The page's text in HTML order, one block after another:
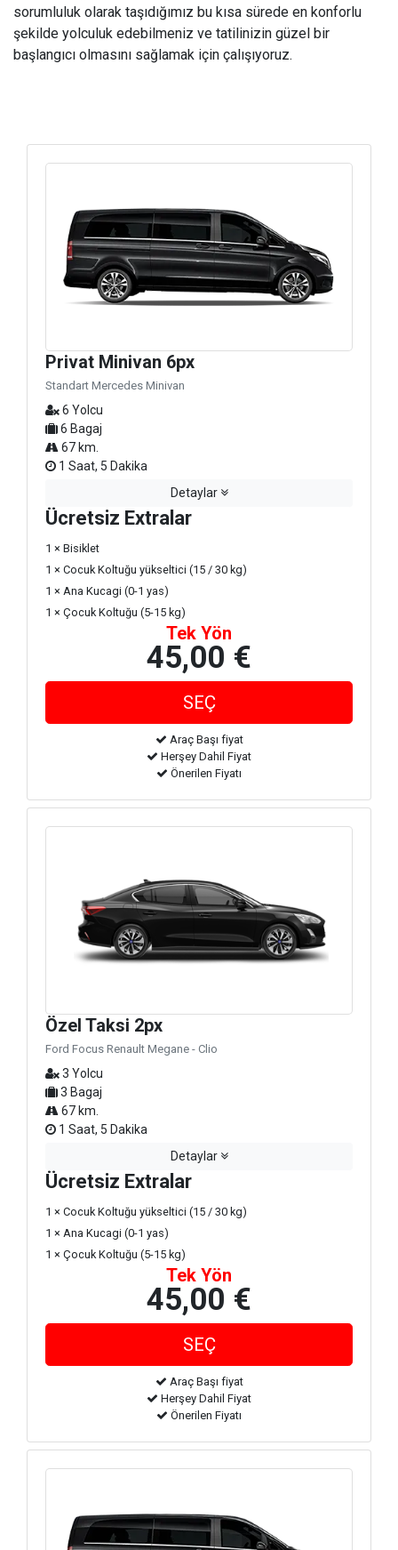
sorumluluk olarak taşıdığımız bu kısa sürede en konforlu
şekilde yolculuk edebilmeniz ve tatilinizin güzel bir
başlangıcı olmasını sağlamak için çalışıyoruz.
Privat Minivan 6px
Standart Mercedes Minivan
6 Yolcu
6 Bagaj
67 km.
1 Saat, 5 Dakika
Detaylar
Ücretsiz Extralar
1 × Bisiklet
1 × Cocuk Koltuğu yükseltici (15 / 30 kg)
1 × Ana Kucagi (0-1 yas)
1 × Çocuk Koltuğu (5-15 kg)
Tek Yön
45,00 €
Araç Başı fiyat
Herşey Dahil Fiyat
Önerilen Fiyatı
Özel Taksi 2px
Ford Focus Renault Megane - Clio
3 Yolcu
3 Bagaj
67 km.
1 Saat, 5 Dakika
Detaylar
Ücretsiz Extralar
1 × Cocuk Koltuğu yükseltici (15 / 30 kg)
1 × Ana Kucagi (0-1 yas)
1 × Çocuk Koltuğu (5-15 kg)
Tek Yön
45,00 €
Araç Başı fiyat
Herşey Dahil Fiyat
Önerilen Fiyatı